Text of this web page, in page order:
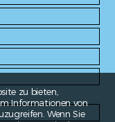
zu bieten,
Informationen von
Wenn Sie